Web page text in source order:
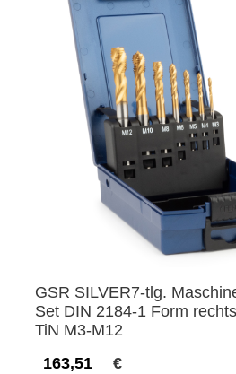
GSR SILVER7-tlg.
Set DIN 2184-1 Form
TiN M3-M12
163,51
€